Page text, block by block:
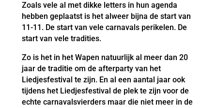
Zoals vele al met dikke letters in hun agenda
hebben geplaatst is het alweer bijna de start van
11-11. De start van vele carnavals perikelen. De
start van vele tradities.
Zo is het in het Wapen natuurlijk al meer dan 20
jaar de traditie om de afterparty van het
Liedjesfestival te zijn. En al een aantal jaar ook
tijdens het Liedjesfestival de plek te zijn voor de
echte carnavalsvierders maar die niet meer in de